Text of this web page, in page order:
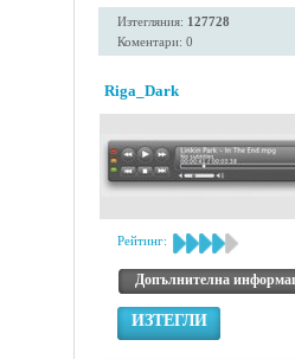
Изтегляния: 127728
Коментари: 0
Riga_Dark
Рейтинг:
Допълнителна
ИЗТЕГЛИ